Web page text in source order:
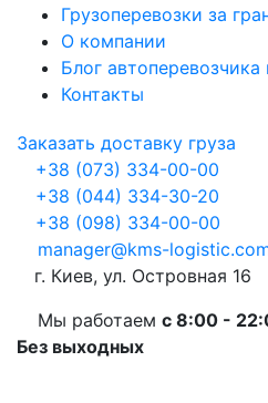
Грузоперевозки за
О компании
Блог автоперевозчика
Контакты
Заказать доставку груза
+38 (073) 334-00-00
+38 (044) 334-30-20
+38 (098) 334-00-00
manager@kms-
г. Киев, ул. Островная 16
Мы работаем с 8:00 -
Без выходных